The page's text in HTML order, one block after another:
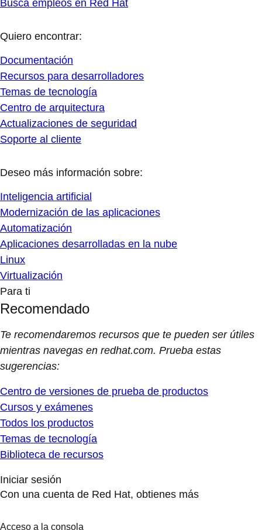
Busca empleos en Red Hat
Quiero encontrar:
Documentación
Recursos para desarrolladores
Temas de tecnología
Centro de arquitectura
Actualizaciones de seguridad
Soporte al cliente
Deseo más información sobre:
Inteligencia artificial
Modernización de las aplicaciones
Automatización
Aplicaciones desarrolladas en la nube
Linux
Virtualización
Para ti
Recomendado
Te recomendaremos recursos que te pueden ser útiles
mientras navegas en redhat.com. Prueba estas
sugerencias:
Centro de versiones de prueba de productos
Cursos y exámenes
Todos los productos
Temas de tecnología
Biblioteca de recursos
Iniciar sesión
Con una cuenta de Red Hat, obtienes más
Acceso a la consola